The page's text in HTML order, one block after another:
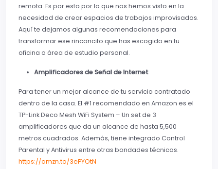
remota. Es por esto por lo que nos hemos visto en la
necesidad de crear espacios de trabajos improvisados.
Aquí te dejamos algunas recomendaciones para
transformar ese rinconcito que has escogido en tu
oficina o área de estudio personal.
Amplificadores de Señal de Internet
Para tener un mejor alcance de tu servicio contratado
dentro de la casa. El #1 recomendado en Amazon es el
TP-Link Deco Mesh WiFi System – Un set de 3
amplificadores que da un alcance de hasta 5,500
metros cuadrados. Además, tiene integrado Control
Parental y Antivirus entre otras bondades técnicas.
https://amzn.to/3ePYOtN